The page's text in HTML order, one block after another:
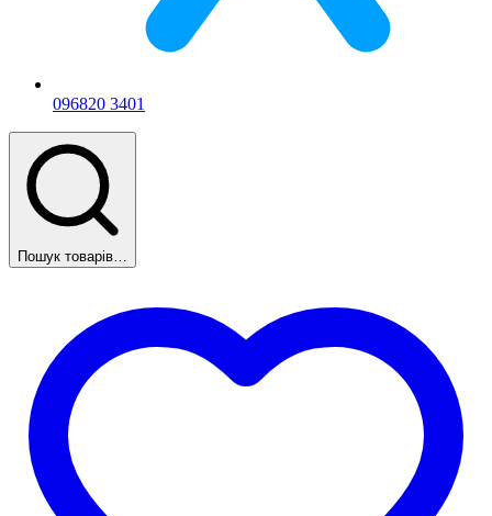
096820 3401
Пошук товарів…